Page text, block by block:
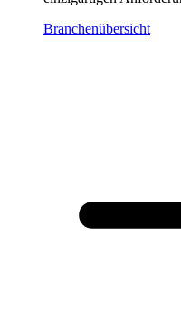
Branchenübersicht